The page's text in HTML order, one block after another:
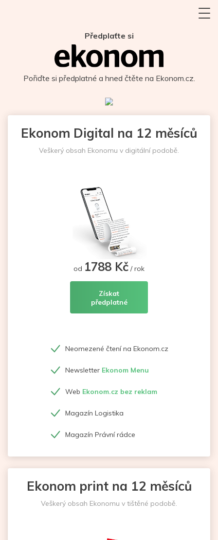
Předplaťte si
Pořiďte si předplatné a hned čtěte na Ekonom.cz.
Ekonom Digital na 12 měsíců
Veškerý obsah Ekonomu v digitální podobě.
od 1788 Kč / rok
Získat
předplatné
Neomezené čtení na Ekonom.cz
Newsletter Ekonom Menu
Web Ekonom.cz bez reklam
Magazín Logistika
Magazín Právní rádce
Ekonom print na 12 měsíců
Veškerý obsah Ekonomu v tištěné podobě.